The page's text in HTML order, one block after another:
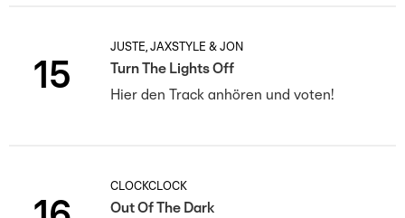
15
JUSTÈ, JAXSTYLE & JON
Turn The Lights Off
Hier den Track anhören und voten!
CLOCKCLOCK
Out Of The Dark